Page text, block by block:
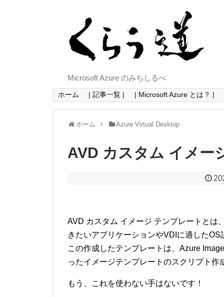
Microsoft Azure のみちしるべ
ホーム | 記事一覧 | | Microsoft Azure とは？ |
ホーム Azure Virtual Desktop
AVD カスタム イメー
AVD カスタム イメージ テンプレートとは
きたいアプリケーションやVDIに適した
この作成したテンプレートは、Azure
ったイメージテンプレートのスクリプト作
もう、これを使わない手はないです！